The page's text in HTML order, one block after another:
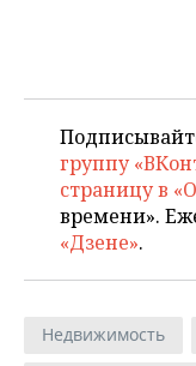
группу
страницу в
времени».
«Дзене».
Недвижимость